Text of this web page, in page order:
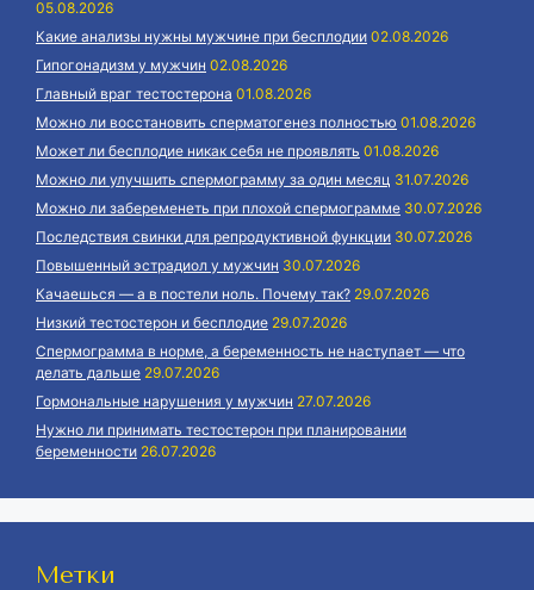
05.08.2026
Какие анализы нужны мужчине при бесплодии 02.08.2026
Гипогонадизм у мужчин 02.08.2026
Главный враг тестостерона 01.08.2026
Можно ли восстановить сперматогенез полностью 01.08.2026
Может ли бесплодие никак себя не проявлять 01.08.2026
Можно ли улучшить спермограмму за один месяц 31.07.2026
Можно ли забеременеть при плохой спермограмме 30.07.2026
Последствия свинки для репродуктивной функции 30.07.2026
Повышенный эстрадиол у мужчин 30.07.2026
Качаешься — а в постели ноль. Почему так? 29.07.2026
Низкий тестостерон и бесплодие 29.07.2026
Спермограмма в норме, а беременность не наступает — что
делать дальше 29.07.2026
Гормональные нарушения у мужчин 27.07.2026
Нужно ли принимать тестостерон при планировании
беременности 26.07.2026
Метки